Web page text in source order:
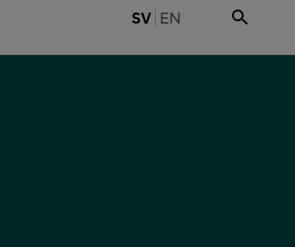
SV SWITCH TO
EN